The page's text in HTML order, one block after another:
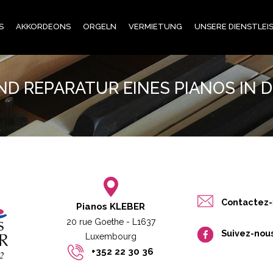
AKKORDEONS ORGELN VERMIETUNG UNSERE
REPARATUR EINES PIANOS IN
Pianos KLEBER
20 rue Goethe - L1637
Luxembourg​​
+352 22 30 36
Contactez-
Suivez-